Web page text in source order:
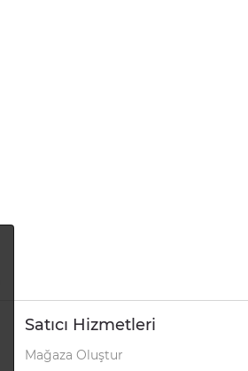
Satıcı Hizmetleri
Mağaza Oluştur